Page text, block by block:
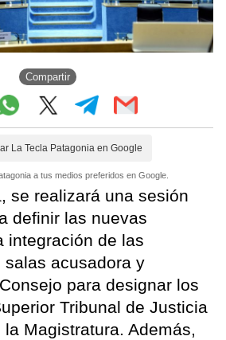
Compartir
La Tecla Patagonia en Google
a tus medios preferidos en Google.
se realizará una sesión
definir las nuevas
integración de las
acusadora y
para designar los
Tribunal de Justicia
Magistratura. Además,